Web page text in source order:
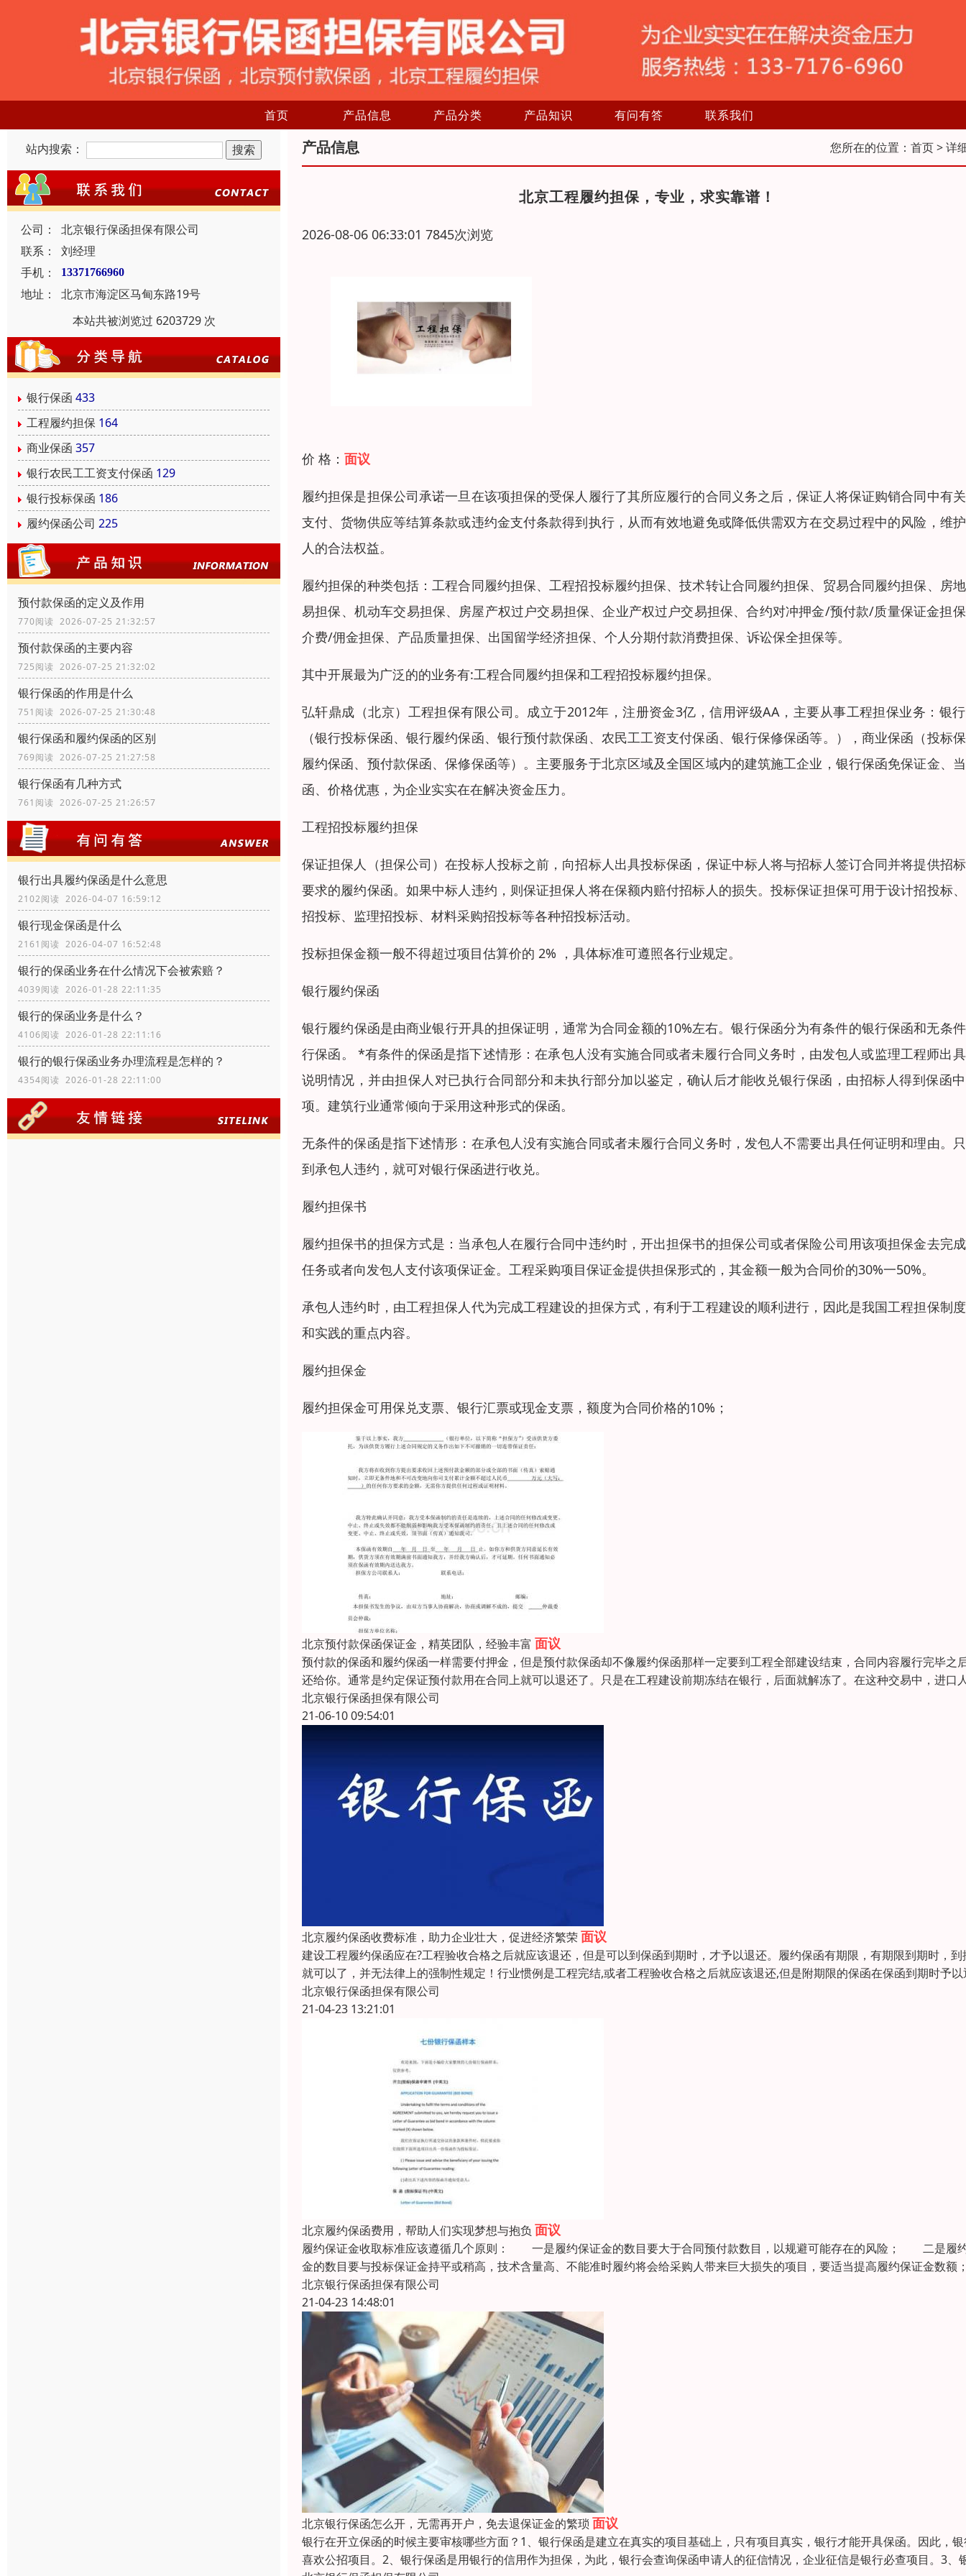
首页 产品信息 产品分类 产品知识 有问有答 联系我们
站内搜索：
公司：
北京银行保函担保有限公司
联系：
刘经理
手机：
13371766960
地址：
北京市海淀区马甸东路19号
本站共被浏览过 6203729 次
银行保函 433
工程履约担保 164
商业保函 357
银行农民工工资支付保函 129
银行投标保函 186
履约保函公司 225
预付款保函的定义及作用
770阅读 2026-07-25 21:32:57
预付款保函的主要内容
725阅读 2026-07-25 21:32:02
银行保函的作用是什么
751阅读 2026-07-25 21:30:48
银行保函和履约保函的区别
769阅读 2026-07-25 21:27:58
银行保函有几种方式
761阅读 2026-07-25 21:26:57
银行出具履约保函是什么意思
2102阅读 2026-04-07 16:59:12
银行现金保函是什么
2161阅读 2026-04-07 16:52:48
银行的保函业务在什么情况下会被索赔？
4039阅读 2026-01-28 22:11:35
银行的保函业务是什么？
4106阅读 2026-01-28 22:11:16
银行的银行保函业务办理流程是怎样的？
4354阅读 2026-01-28 22:11:00
产品信息 您所在的位置： 首页> 详
北京工程履约担保，专业，求实靠谱！
2026-08-06 06:33:01 7845次浏览
价 格： 面议
履约担保是担保公司承诺一旦在该项担保的受保人履行了其所应履行的合同义务之后，保证人将保证购销合同中有
支付、货物供应等结算条款或违约金支付条款得到执行，从而有效地避免或降低供需双方在交易过程中的风险，维
人的合法权益。
履约担保的种类包括：工程合同履约担保、工程招投标履约担保、技术转让合同履约担保、贸易合同履约担保、房
易担保、机动车交易担保、房屋产权过户交易担保、企业产权过户交易担保、合约对冲押金/预付款/质量保证金担
介费/佣金担保、产品质量担保、出国留学经济担保、个人分期付款消费担保、诉讼保全担保等。
其中开展最为广泛的的业务有:工程合同履约担保和工程招投标履约担保。
弘轩鼎成（北京）工程担保有限公司。成立于2012年，注册资金3亿，信用评级AA，主要从事工程担保业务：银
（银行投标保函、银行履约保函、银行预付款保函、农民工工资支付保函、银行保修保函等。），商业保函（投标
履约保函、预付款保函、保修保函等）。主要服务于北京区域及全国区域内的建筑施工企业，银行保函免保证金、
函、价格优惠，为企业实实在在解决资金压力。
工程招投标履约担保
保证担保人（担保公司）在投标人投标之前，向招标人出具投标保函，保证中标人将与招标人签订合同并将提供招
要求的履约保函。如果中标人违约，则保证担保人将在保额内赔付招标人的损失。投标保证担保可用于设计招投标
招投标、监理招投标、材料采购招投标等各种招投标活动。
投标担保金额一般不得超过项目估算价的 2% ，具体标准可遵照各行业规定。
银行履约保函
银行履约保函是由商业银行开具的担保证明，通常为合同金额的10%左右。银行保函分为有条件的银行保函和无条
行保函。 *有条件的保函是指下述情形：在承包人没有实施合同或者未履行合同义务时，由发包人或监理工程师出
说明情况，并由担保人对已执行合同部分和未执行部分加以鉴定，确认后才能收兑银行保函，由招标人得到保函
项。建筑行业通常倾向于采用这种形式的保函。
无条件的保函是指下述情形：在承包人没有实施合同或者未履行合同义务时，发包人不需要出具任何证明和理由。
到承包人违约，就可对银行保函进行收兑。
履约担保书
履约担保书的担保方式是：当承包人在履行合同中违约时，开出担保书的担保公司或者保险公司用该项担保金去完
任务或者向发包人支付该项保证金。工程采购项目保证金提供担保形式的，其金额一般为合同价的30%一50%。
承包人违约时，由工程担保人代为完成工程建设的担保方式，有利于工程建设的顺利进行，因此是我国工程担保制
和实践的重点内容。
履约担保金
履约担保金可用保兑支票、银行汇票或现金支票，额度为合同价格的10%；
北京预付款保函保证金，精英团队，经验丰富 面议
预付款的保函和履约保函一样需要付押金，但是预付款保函却不像履约保函那样一定要到工程全部建设结束，合同内容履行完毕之
还给你。通常是约定保证预付款用在合同上就可以退还了。只是在工程建设前期冻结在银行，后面就解冻了。在这种交易中，进口
北京银行保函担保有限公司
21-06-10 09:54:01
北京履约保函收费标准，助力企业壮大，促进经济繁荣面议
建设工程履约保函应在?工程验收合格之后就应该退还，但是可以到保函到期时，才予以退还。履约保函有期限，有期限到期时，到
就可以了，并无法律上的强制性规定！行业惯例是工程完结,或者工程验收合格之后就应该退还,但是附期限的保函在保函到期时予以
北京银行保函担保有限公司
21-04-23 13:21:01
北京履约保函费用，帮助人们实现梦想与抱负 面议
履约保证金收取标准应该遵循几个原则： 一是履约保证金的数目要大于合同预付款数目，以规避可能存在的风险； 二是履
金的数目要与投标保证金持平或稍高，技术含量高、不能准时履约将会给采购人带来巨大损失的项目，要适当提高履约保证金
北京银行保函担保有限公司
21-04-23 14:48:01
北京银行保函怎么开，无需再开户，免去退保证金的繁琐 面议
银行在开立保函的时候主要审核哪些方面？1、银行保函是建立在真实的项目基础上，只有项目真实，银行才能开具保函。因此，
喜欢公招项目。2、银行保函是用银行的信用作为担保，为此，银行会查询保函申请人的征信情况，企业征信是银行必查项目。3、